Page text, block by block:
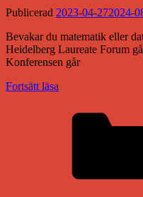
Publicerad 2023-04-272024-
Bevakar du matematik eller
Heidelberg Laureate Forum
Konferensen går
Fortsätt läsa